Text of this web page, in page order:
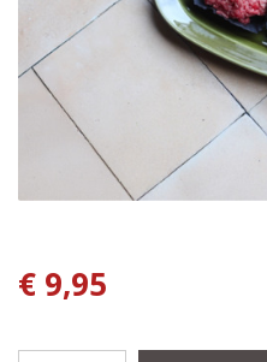
€ 9,95